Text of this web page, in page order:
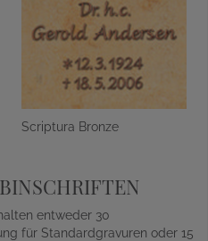
Scriptura Bronze
entweder 30
für Standardgravuren oder 15